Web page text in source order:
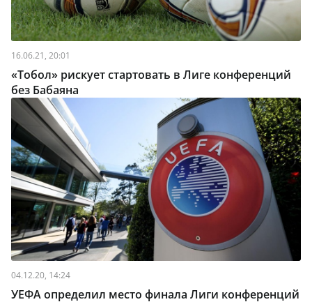
16.06.21, 20:01
«Тобол» рискует стартовать в Лиге конференций
без Бабаяна
04.12.20, 14:24
УЕФА определил место финала Лиги конференций